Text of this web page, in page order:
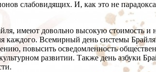
слабовидящих. И, как это не
имеют довольно высокую стоимость
каждого. Всемирный день системы
повысить осведомленность
развитии. Также день азбуки